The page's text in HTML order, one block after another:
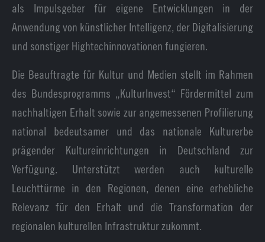
als Impulsgeber für eigene Entwicklungen in der
Anwendung von künstlicher Intelligenz, der Digitalisierung
und sonstiger Hightechinnovationen fungieren.
Die Beauftragte für Kultur und Medien stellt im Rahmen
des Bundesprogramms „KulturInvest“ Fördermittel zum
nachhaltigen Erhalt sowie zur angemessenen Profilierung
national bedeutsamer und das nationale Kulturerbe
prägender Kultureinrichtungen in Deutschland zur
Verfügung. Unterstützt werden auch kulturelle
Leuchttürme in den Regionen, denen eine erhebliche
Relevanz für den Erhalt und die Transformation der
regionalen kulturellen Infrastruktur zukommt.